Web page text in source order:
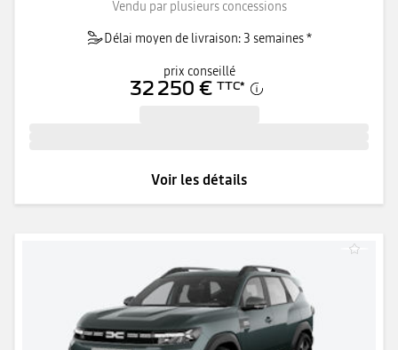
Vendu par plusieurs concessions
Délai moyen de livraison: 3 semaines *
prix conseillé
32 250 € TTC*
Voir les détails